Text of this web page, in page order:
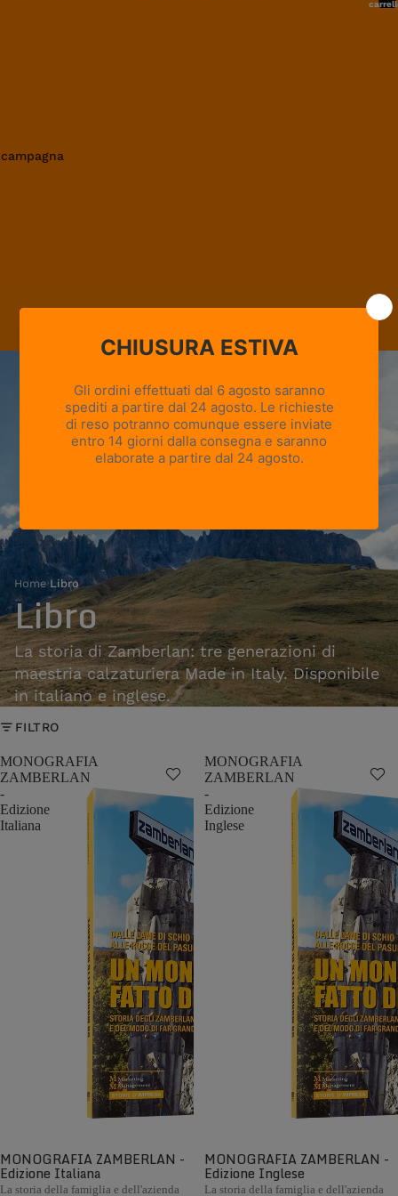
Home›Libro
Libro
La storia di Zamberlan: tre generazioni di
maestria calzaturiera Made in Italy. Disponibile
in italiano e inglese.
FILTRO
MONOGRAFIA
ZAMBERLAN
-
Edizione
Italiana
MONOGRAFIA ZAMBERLAN -
Edizione Italiana
La storia della famiglia e dell'azienda
MONOGRAFIA
ZAMBERLAN
-
Edizione
Inglese
MONOGRAFIA ZAMBERLAN -
Edizione Inglese
La storia della famiglia e dell'azienda